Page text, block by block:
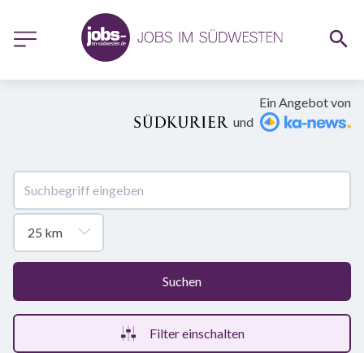
Ein Angebot von
und
Suchen
Filter einschalten